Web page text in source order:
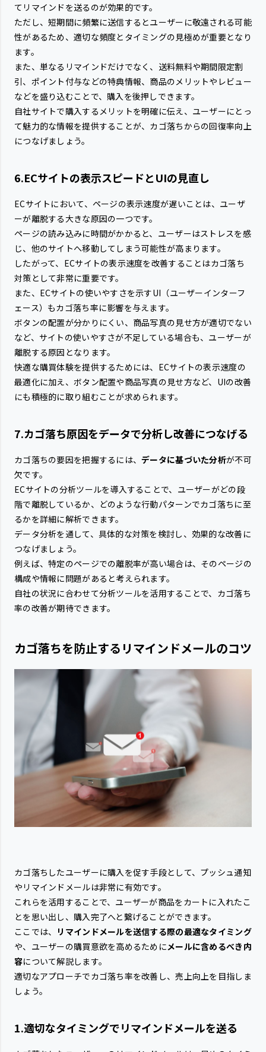
てリマインドを送るのが効果的です。
ただし、短期間に頻繁に送信するとユーザーに敬遠される可能
性があるため、適切な頻度とタイミングの見極めが重要となり
ます。
また、単なるリマインドだけでなく、送料無料や期間限定割
引、ポイント付与などの特典情報、商品のメリットやレビュー
などを盛り込むことで、購入を後押しできます。
自社サイトで購入するメリットを明確に伝え、ユーザーにとっ
て魅力的な情報を提供することが、カゴ落ちからの回復率向上
につなげましょう。
6.ECサイトの表示スピードとUIの見直し
ECサイトにおいて、ページの表示速度が遅いことは、ユーザ
ーが離脱する大きな原因の一つです。
ページの読み込みに時間がかかると、ユーザーはストレスを感
じ、他のサイトへ移動してしまう可能性が高まります。
したがって、ECサイトの表示速度を改善することはカゴ落ち
対策として非常に重要です。
また、ECサイトの使いやすさを示すUI（ユーザーインターフ
ェース）もカゴ落ち率に影響を与えます。
ボタンの配置が分かりにくい、商品写真の見せ方が適切でない
など、サイトの使いやすさが不足している場合も、ユーザーが
離脱する原因となります。
快適な購買体験を提供するためには、ECサイトの表示速度の
最適化に加え、ボタン配置や商品写真の見せ方など、UIの改善
にも積極的に取り組むことが求められます。
7.カゴ落ち原因をデータで分析し改善につなげる
カゴ落ちの要因を把握するには、データに基づいた分析が不可
欠です。
ECサイトの分析ツールを導入することで、ユーザーがどの段
階で離脱しているか、どのような行動パターンでカゴ落ちに至
るかを詳細に解析できます。
データ分析を通して、具体的な対策を検討し、効果的な改善に
つなげましょう。
例えば、特定のページでの離脱率が高い場合は、そのページの
構成や情報に問題があると考えられます。
自社の状況に合わせて分析ツールを活用することで、カゴ落ち
率の改善が期待できます。
カゴ落ちを防止するリマインドメールのコツ
カゴ落ちしたユーザーに購入を促す手段として、プッシュ通知
やリマインドメールは非常に有効です。
これらを活用することで、ユーザーが商品をカートに入れたこ
とを思い出し、購入完了へと繋げることができます。
ここでは、 リマインドメールを送信する際の最適なタイミング
や、ユーザーの購買意欲を高めるためにメールに含めるべき内
容について解説します。
適切なアプローチでカゴ落ち率を改善し、売上向上を目指しま
しょう。
1.適切なタイミングでリマインドメールを送る